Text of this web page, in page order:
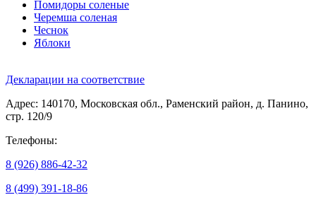
Помидоры соленые
Черемша соленая
Чеснок
Яблоки
Декларации на соответствие
Адрес: 140170, Московская обл., Раменский район, д. Панино,
стр. 120/9
Телефоны:
8 (926) 886-42-32
8 (499) 391-18-86